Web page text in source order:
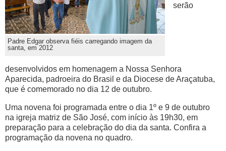
Padre Edgar observa fiéis carregando imagem da
santa, em 2012
serão
desenvolvidos em homenagem a Nossa Senhora
Aparecida, padroeira do Brasil e da Diocese de Araçatuba,
que é comemorado no dia 12 de outubro.
Uma novena foi programada entre o dia 1º e 9 de outubro
na igreja matriz de São José, com início às 19h30, em
preparação para a celebração do dia da santa. Confira a
programação da novena no quadro.